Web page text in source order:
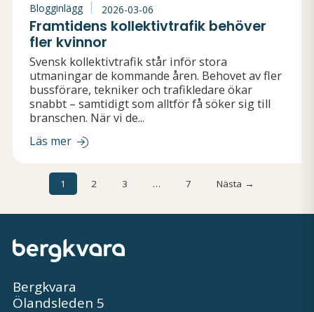
Blogginlägg 2026-03-06
Framtidens kollektivtrafik behöver
fler kvinnor
Svensk kollektivtrafik står inför stora
utmaningar de kommande åren. Behovet av fler
bussförare, tekniker och trafikledare ökar
snabbt – samtidigt som alltför få söker sig till
branschen. När vi de...
Läs mer
1 2 3 … 7 Nästa →
Bergkvara
Ölandsleden 5